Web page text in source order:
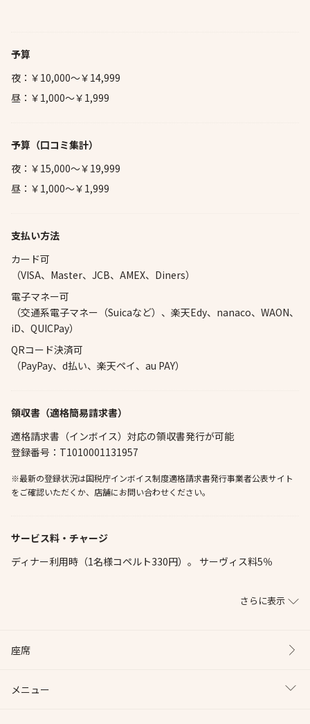
予算
夜：￥10,000～￥14,999
昼：￥1,000～￥1,999
予算 （口コミ集計）
夜：￥15,000～￥19,999
昼：￥1,000～￥1,999
支払い方法
カード可
（VISA、Master、JCB、AMEX、Diners）
電子マネー可
（交通系電子マネー（Suicaなど）、楽天Edy、nanaco、WAON、
iD、QUICPay）
QRコード決済可
（PayPay、d払い、楽天ペイ、au PAY）
領収書（適格簡易請求書）
適格請求書（インボイス）対応の領収書発行が可能
登録番号：T1010001131957
※最新の登録状況は国税庁インボイス制度適格請求書発行事業者公表サイト
をご確認いただくか、店舗にお問い合わせください。
サービス料・チャージ
ディナー利用時（1名様コペルト330円）。 サーヴィス料5％
さらに表示
座席
メニュー